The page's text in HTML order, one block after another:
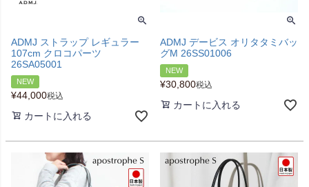
ADMJ ストラップ レギュラー
107cm クロコパーツ
26SA05001
NEW
¥44,000税込
カートに入れる
ADMJ デービス オリタタミバッ
グM 26SS01006
NEW
¥30,800税込
カートに入れる